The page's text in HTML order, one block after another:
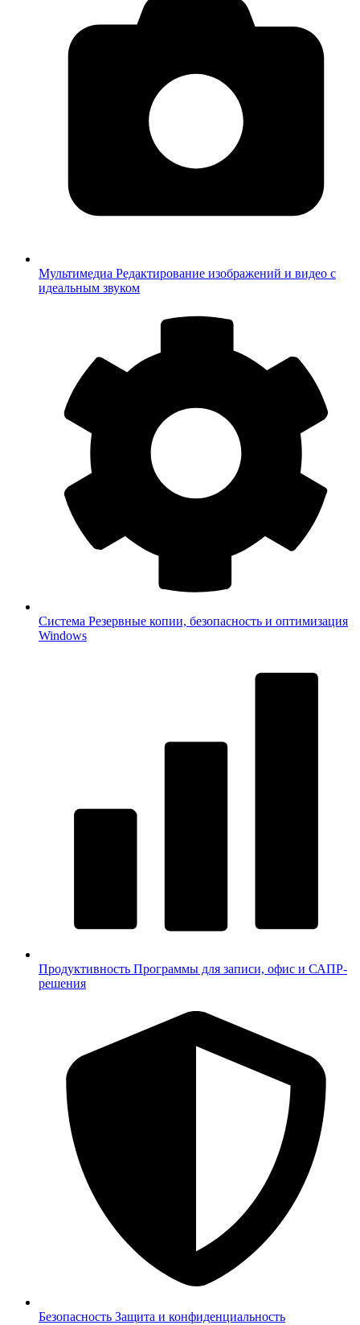
Мультимедиа Редактирование изображений и видео с
идеальным звуком
Система Резервные копии, безопасность и оптимизация
Windows
Продуктивность Программы для записи, офис и САПР-
решения
Безопасность Защита и конфиденциальность